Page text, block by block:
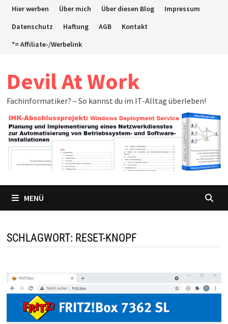
ZumHier werben Über mich Über diesen Blog
Impressum
Datenschutz
Haftung AGB
Kontakt
*= Affiliate-/Werbelink
Devil At Work
Fachinformatiker? – So kannst du im IT-Alltag überleben!
MENÜ
SCHLAGWORT: RESET-KNOPF